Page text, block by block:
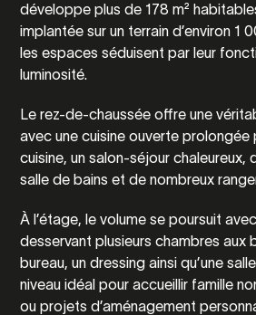
développe plus de 178 m²
implantée sur un terrain d’environ 1
les espaces séduisent par leur
luminosité.
Le rez-de-chaussée offre une
avec une cuisine ouverte prolongée
cuisine, un salon-séjour chaleureux,
salle de bains et de nombreux
À l’étage, le volume se poursuit
desservant plusieurs chambres aux
bureau, un dressing ainsi qu’une
niveau idéal pour accueillir famille
ou projets d’aménagement